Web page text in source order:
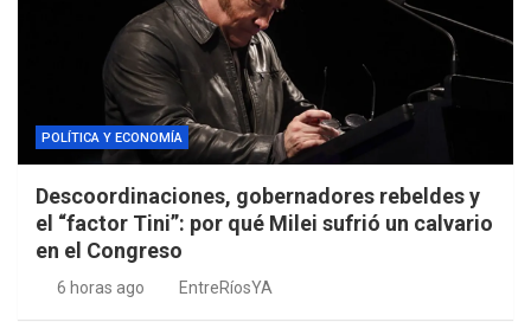
POLÍTICA Y ECONOMÍA
Descoordinaciones, gobernadores rebeldes y
el “factor Tini”: por qué Milei sufrió un calvario
en el Congreso
6 horas ago EntreRíosYA